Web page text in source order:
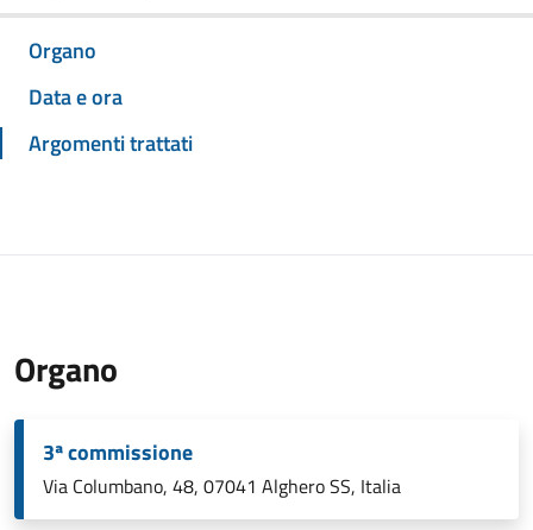
Organo
Data e ora
Argomenti trattati
Organo
3ª commissione
Via Columbano, 48, 07041 Alghero SS, Italia